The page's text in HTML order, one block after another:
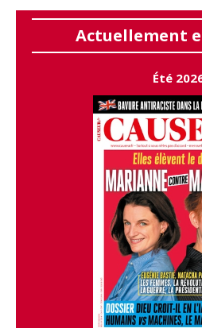
Actuellement
Été